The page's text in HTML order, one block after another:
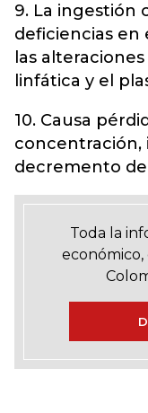
9. La ingestión
deficiencias en
las
linfática y el
10. Causa
concentración,
decremento
Toda la